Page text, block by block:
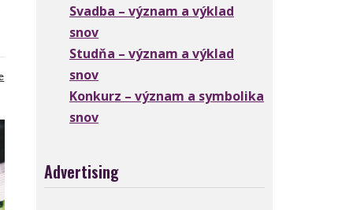
na
význam
a
symbolika
Svadba – význam a výklad
snov
Studňa – význam a výklad
snov
Konkurz – význam a symbolika
snov
Advertising